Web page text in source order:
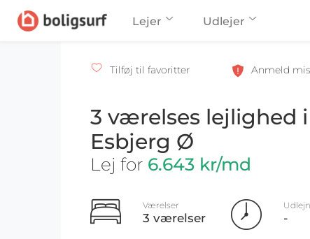
Lejer Udlejer
Tilføj til favoritter Anmeld
3 værelses lejlighed i
Esbjerg Ø
Lej for 6.643 kr/md
Værelser
3 værelser -